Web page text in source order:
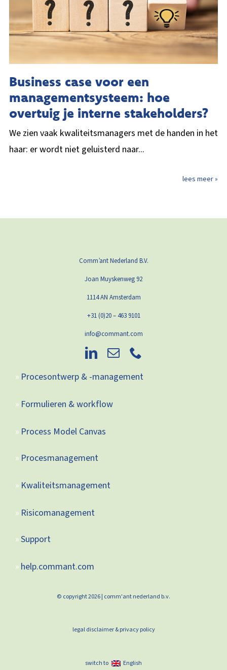
Business case voor een
managementsysteem: hoe
overtuig je interne stakeholders?
We zien vaak kwaliteitsmanagers met de handen in het
haar: er wordt niet geluisterd naar...
lees meer »
Comm’ant Nederland B.V.
Joan Muyskenweg 92
1114 AN Amsterdam
+31 (0)20 – 463 9101
info@commant.com
Procesontwerp & -management
Formulieren & workflow
Process Model Canvas
Procesmanagement
Kwaliteitsmanagement
Risicomanagement
Support
help.commant.com
© copyright 2026 | comm'ant nederland b.v.
legal disclaimer & privacy policy
switch to English